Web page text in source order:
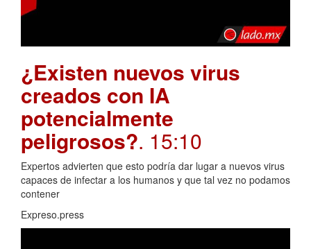
¿Existen nuevos virus
creados con IA
potencialmente
peligrosos?. 15:10
Expertos advierten que esto podría dar lugar a nuevos virus
capaces de infectar a los humanos y que tal vez no podamos
contener
Expreso.press